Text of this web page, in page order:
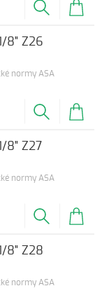
normy ASA
8" Z26
normy ASA
8" Z27
normy ASA
8" Z28